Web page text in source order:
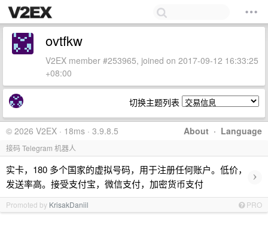
ovtfkw
V2EX member #253965, joined on 2017-09-12 16:33:25
+08:00
切换主题列表
About · Language
© 2026 V2EX · 18ms · 3.9.8.5
接码 Telegram 机器人
实卡，180 多个国家的虚拟号码，用于注册任何账户。低价，
发送率高。接受支付宝，微信支付，加密货币支付
›
Promoted by KrisakDaniil PRO